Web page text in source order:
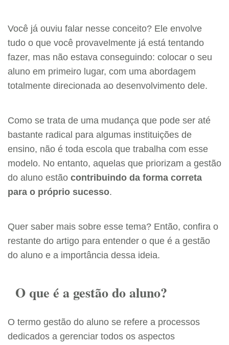
Você já ouviu falar nesse conceito? Ele envolve
tudo o que você provavelmente já está tentando
fazer, mas não estava conseguindo: colocar o seu
aluno em primeiro lugar, com uma abordagem
totalmente direcionada ao desenvolvimento dele.
Como se trata de uma mudança que pode ser até
bastante radical para algumas instituições de
ensino, não é toda escola que trabalha com esse
modelo. No entanto, aquelas que priorizam a gestão
do aluno estão contribuindo da forma correta
para o próprio sucesso.
Quer saber mais sobre esse tema? Então, confira o
restante do artigo para entender o que é a gestão
do aluno e a importância dessa ideia.
O que é a gestão do aluno?
O termo gestão do aluno se refere a processos
dedicados a gerenciar todos os aspectos